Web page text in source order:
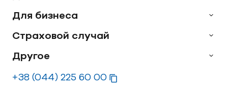
Для бизнеса
Страховой случай
Другое
+38 (044) 225 60 00